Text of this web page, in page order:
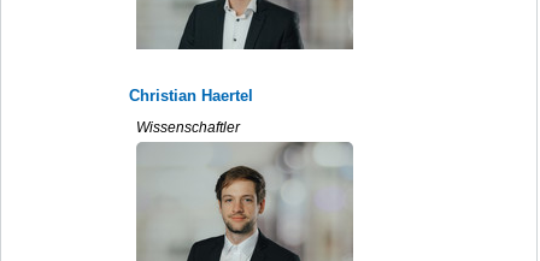
Christian Haertel
Wissenschaftler